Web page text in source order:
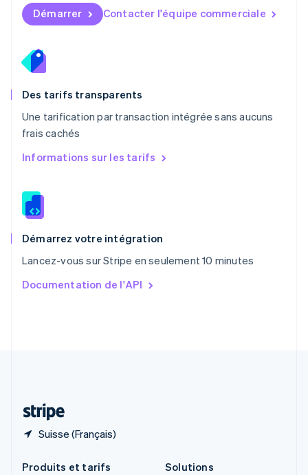
Démarrer Contacter l'équipe commerciale
Des tarifs transparents
Une tarification par transaction intégrée sans aucuns
frais cachés
Informations sur les tarifs
Démarrez votre intégration
Lancez-vous sur Stripe en seulement 10 minutes
Documentation de l'API
Suisse (Français)
English
Nouvelle-Zélande
Pays-Bas
Nederlands
English
PortuguêsEnglish
R.A.S. de Hong Kong, Chine
English
Roumanie
Royaume-Uni
English
English简体中文
English
Produits et tarifs
Solutions